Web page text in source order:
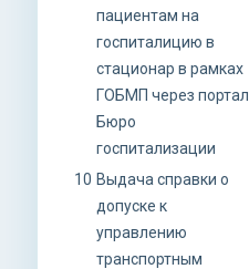
пациентам на
госпиталицию в
стационар в рамках
ГОБМП через портал
Бюро
госпитализации
10 Выдача справки о
допуске к
управлению
транспортным